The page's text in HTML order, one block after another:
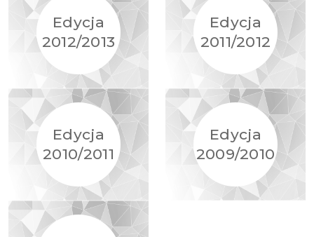
Edycja
2012/2013
Edycja
2011/2012
Edycja
2010/2011
Edycja
2009/2010